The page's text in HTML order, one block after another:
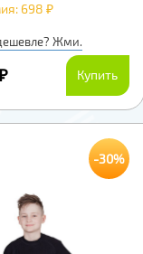
698 ₽
Жми.
Купить
-30%